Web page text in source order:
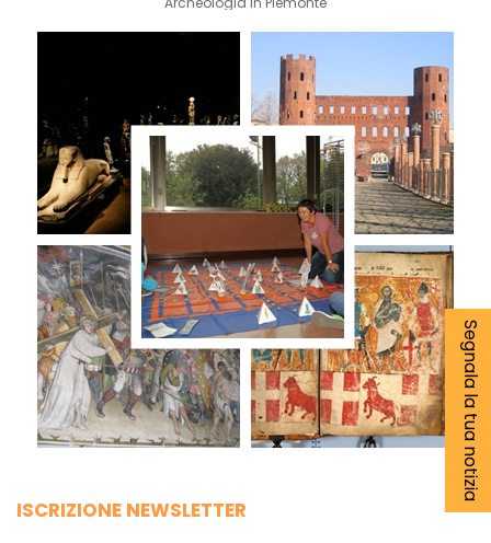
ISCRIZIONE NEWSLETTER
Segnala la tua notizia